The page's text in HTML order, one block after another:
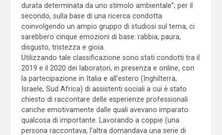
durata determinata da uno stimolo ambientale”; per il
secondo, sulla base di una ricerca condotta
coinvolgendo un ampio gruppo di studiosi sul tema, ci
sarebbero cinque emozioni di base: rabbia, paura,
disgusto, tristezza e gioia.
Utilizzando tale classificazione sono stati condotti tra il
2019 e il 2020 dei laboratori, in presenza e online, con
la partecipazione in Italia e all’estero (Inghilterra,
Israele, Sud Africa) di assistenti sociali a cui è stato
chiesto di raccontare delle esperienze professionali
cariche emotivamente dalle quali avevano imparato
qualcosa di importante. Lavorando a coppie (una
persona raccontava, l’altra domandava una serie di